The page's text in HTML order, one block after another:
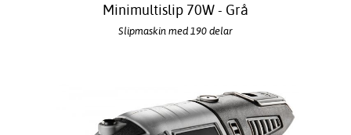
Minimultislip 70W - Grå
Slipmaskin med 190 delar